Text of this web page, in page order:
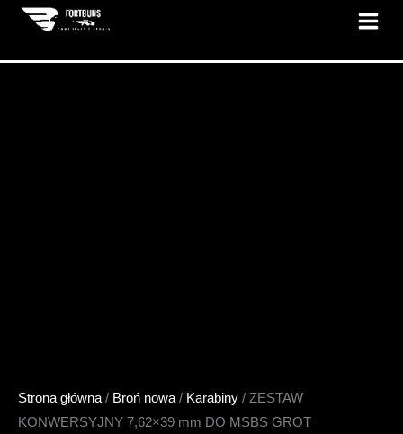
Przejdź
treści
Strona główna/ Broń nowa/ Karabiny / ZESTAW
KONWERSYJNY 7,62×39 mm DO MSBS GROT